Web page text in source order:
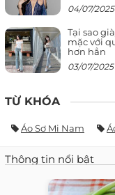
04/07/2025
Tại sao
mặc với
hơn hẳn
03/07/2025
TỪ KHÓA
Áo Sơ Mi Nam
Thông tin nổi bật